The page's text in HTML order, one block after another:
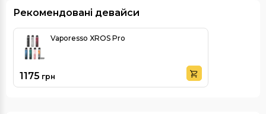
Рекомендовані девайси
Vaporesso XROS Pro
1175 грн